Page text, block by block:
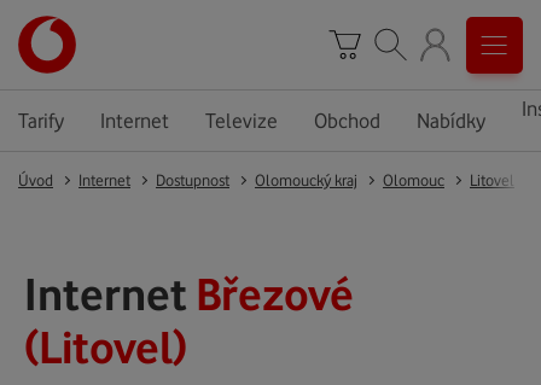
Tarify Internet Televize Obchod Nabídky
Úvod Internet Dostupnost Olomoucký kraj Olomouc Litovel
Internet Březové
(Litovel)